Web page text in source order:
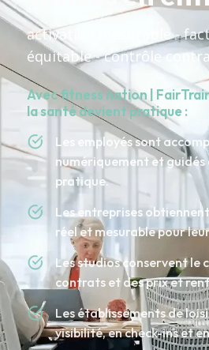
activation mesurable -
équitable - contrôle
Avec fitness nation |
la santé devient pratique :
Les employés sont
numériquement et guidés
pratique.
Les entreprises
réel et mesurable pour
Les studios conservent le
contrats et des prix et
Les établissements de
visibilité, en check-ins et